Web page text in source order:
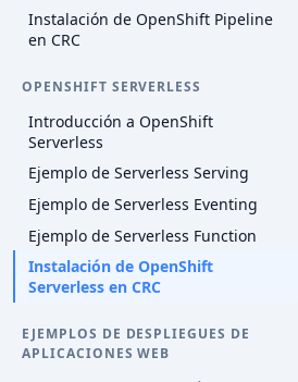
Instalación de OpenShift Pipeline
en CRC
OPENSHIFT SERVERLESS
Introducción a OpenShift
Serverless
Ejemplo de Serverless Serving
Ejemplo de Serverless Eventing
Ejemplo de Serverless Function
Instalación de OpenShift
Serverless en CRC
EJEMPLOS DE DESPLIEGUES DE
APLICACIONES WEB